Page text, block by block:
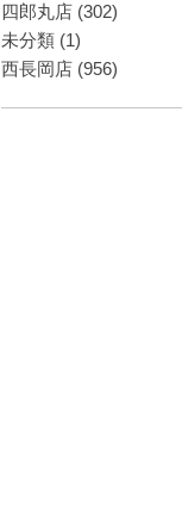
四郎丸店(302)
未分類(1)
西長岡店(956)